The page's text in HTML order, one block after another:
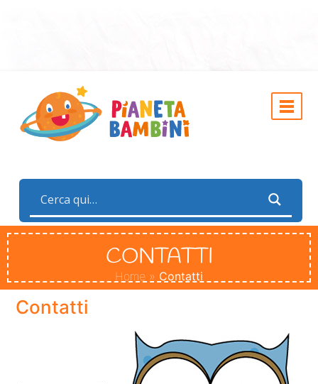
CONTATTI
Home » Contatti
Contatti